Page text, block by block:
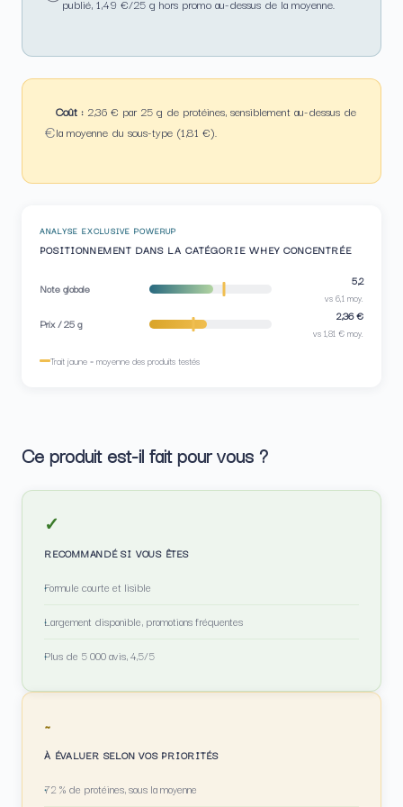
publié, 1,49 €/25 g hors promo au-dessus de la moyenne.
€
Coût : 2,36 € par 25 g de protéines, sensiblement au-dessus de
la moyenne du sous-type (1,81 €).
ANALYSE EXCLUSIVE POWERUP
POSITIONNEMENT DANS LA CATÉGORIE WHEY CONCENTRÉE
Note globale 5,2
vs 6,1 moy.
Prix / 25 g 2,36 €
vs 1,81 € moy.
Trait jaune = moyenne des produits testés
Ce produit est-il fait pour vous ?
✓
RECOMMANDÉ SI VOUS ÊTES
Formule courte et lisible
Largement disponible, promotions fréquentes
Plus de 5 000 avis, 4,5/5
~
À ÉVALUER SELON VOS PRIORITÉS
72 % de protéines, sous la moyenne